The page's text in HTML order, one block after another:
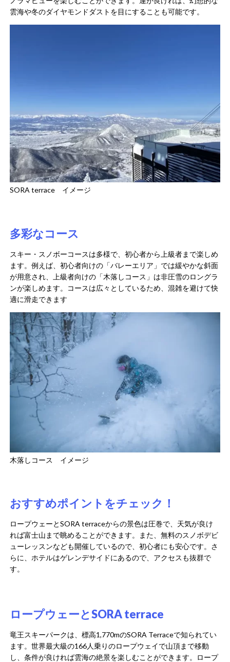
雲海や冬のダイヤモンドダストを目にすることも可能です。
SORA terrace イメージ
多彩なコース
スキー・スノボーコースは多様で、初心者から上級者まで楽しめ
ます。例えば、初心者向けの「バレーエリア」では緩やかな斜面
が用意され、上級者向けの「木落しコース」は非圧雪のロングラ
ンが楽しめます。コースは広々としているため、混雑を避けて快
適に滑走できます
木落しコース イメージ
おすすめポイントをチェック！
ロープウェーとSORA terraceからの景色は圧巻で、天気が良け
れば富士山まで眺めることができます。また、無料のスノボデビ
ューレッスンなども開催しているので、初心者にも安心です。さ
らに、ホテルはゲレンデサイドにあるので、アクセスも抜群で
す。
ロープウェーとSORA terrace
竜王スキーパークは、標高1,770mのSORA Terraceで知られてい
ます。世界最大級の166人乗りのロープウェイで山頂まで移動
し、条件が良ければ雲海の絶景を楽しむことができます。ロープ